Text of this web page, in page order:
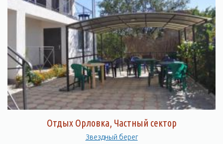
Отдых Орловка, Частный сектор
Звездный берег